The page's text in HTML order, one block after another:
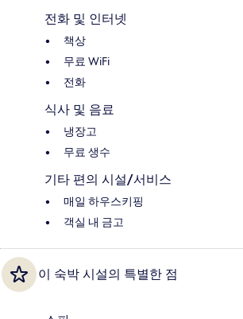
전화 및 인터넷
책상
무료 WiFi
전화
식사 및 음료
냉장고
무료 생수
기타 편의 시설/서비스
매일 하우스키핑
객실 내 금고
이 숙박 시설의 특별한 점